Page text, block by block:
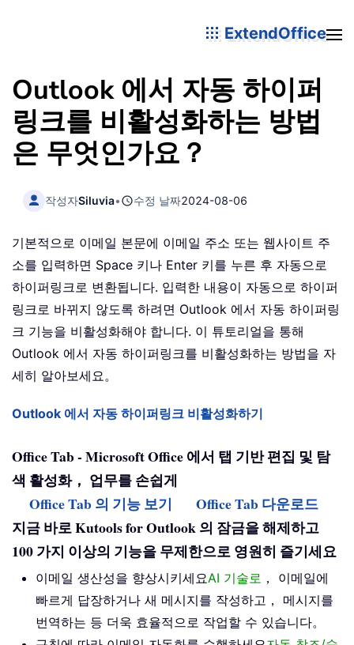
ExtendOffice
Outlook 에서 자동 하이퍼
링크를 비활성화하는 방법
은 무엇인가요？
작성자Siluvia• 수정 날짜2024-08-06
기본적으로 이메일 본문에 이메일 주소 또는 웹사이트 주
소를 입력하면 Space 키나 Enter 키를 누른 후 자동으로
하이퍼링크로 변환됩니다. 입력한 내용이 자동으로 하이퍼
링크로 바뀌지 않도록 하려면 Outlook 에서 자동 하이퍼링
크 기능을 비활성화해야 합니다. 이 튜토리얼을 통해
Outlook 에서 자동 하이퍼링크를 비활성화하는 방법을 자
세히 알아보세요。
Outlook 에서 자동 하이퍼링크 비활성화하기
Office Tab - Microsoft Office 에서 탭 기반 편집 및 탐
색 활성화， 업무를 손쉽게
Office Tab 의 기능 보기
Office Tab 다운로드
지금 바로 Kutools for Outlook 의 잠금을 해제하고
100 가지 이상의 기능을 무제한으로 영원히 즐기세요
이메일 생산성을 향상시키세요AI 기술로 ， 이메일에
빠르게 답장하거나 새 메시지를 작성하고， 메시지를
번역하는 등 더욱 효율적으로 작업할 수 있습니다。